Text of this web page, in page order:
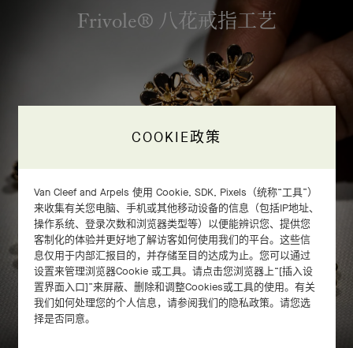
Frivole® 八花戒指工艺
滑动以探索
COOKIE政策
Van Cleef and Arpels 使用 Cookie, SDK, Pixels（统称“工具”）
来收集有关您电脑、手机或其他移动设备的信息（包括IP地址、
操作系统、登录次数和浏览器类型等）以便能辨识您、提供您
客制化的体验并更好地了解访客如何使用我们的平台。这些信
息仅用于内部汇报目的，并存储至目的达成为止。您可以通过
设置来管理浏览器Cookie 或工具。请点击您浏览器上“[插入设
置界面入口]”来屏蔽、删除和调整Cookies或工具的使用。有关
我们如何处理您的个人信息，请参阅我们的隐私政策。请您选
择是否同意。